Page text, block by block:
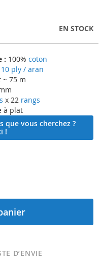
EN STOCK
: 100% coton
ply / aran
~ 75 m
x 22 rangs
à plat
que vous cherchez ?
!
D’ENVIE